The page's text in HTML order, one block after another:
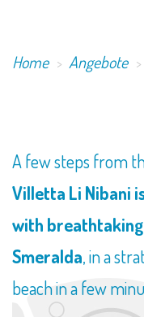
Home Angebote
​A few steps from
Villetta Li Nibani
with
Smeralda, in a
beach in a few